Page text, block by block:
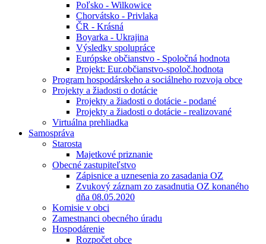
Poľsko - Wilkowice
Chorvátsko - Privlaka
ČR - Krásná
Boyarka - Ukrajina
Výsledky spolupráce
Európske občianstvo - Spoločná hodnota
Projekt: Eur.občianstvo-spoloč.hodnota
Program hospodárskeho a sociálneho rozvoja obce
Projekty a žiadosti o dotácie
Projekty a žiadosti o dotácie - podané
Projekty a žiadosti o dotácie - realizované
Virtuálna prehliadka
Samospráva
Starosta
Majetkové priznanie
Obecné zastupiteľstvo
Zápisnice a uznesenia zo zasadania OZ
Zvukový záznam zo zasadnutia OZ konaného
dňa 08.05.2020
Komisie v obci
Zamestnanci obecného úradu
Hospodárenie
Rozpočet obce